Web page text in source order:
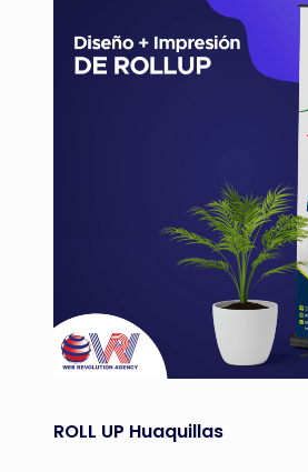
ROLL UP Huaquillas